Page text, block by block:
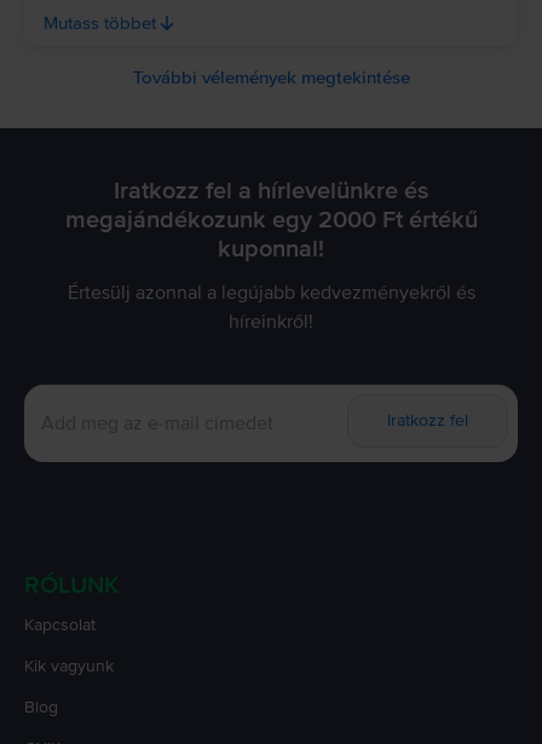
fiam is nagyon boldog az ÚJ!!! készülékével! Oszkár
Mutass többet
További vélemények megtekintése
Iratkozz fel a hírlevelünkre és
megajándékozunk egy 2000 Ft értékű
kuponnal!
Értesülj azonnal a legújabb kedvezményekről és
híreinkről!
Iratkozz fel
RÓLUNK
Kapcsolat
Kik vagyunk
Blog